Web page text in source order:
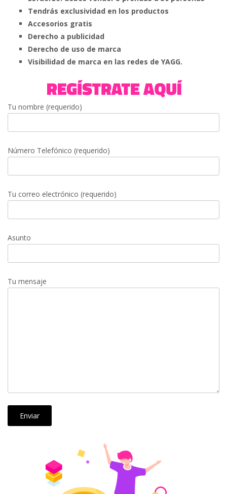
Tendrás exclusividad en los productos
Accesorios gratis
Derecho a publicidad
Derecho de uso de marca
Visibilidad de marca en las redes de YAGG.
Tu nombre (requerido)
Número Telefónico (requerido)
Tu correo electrónico (requerido)
Asunto
Tu mensaje